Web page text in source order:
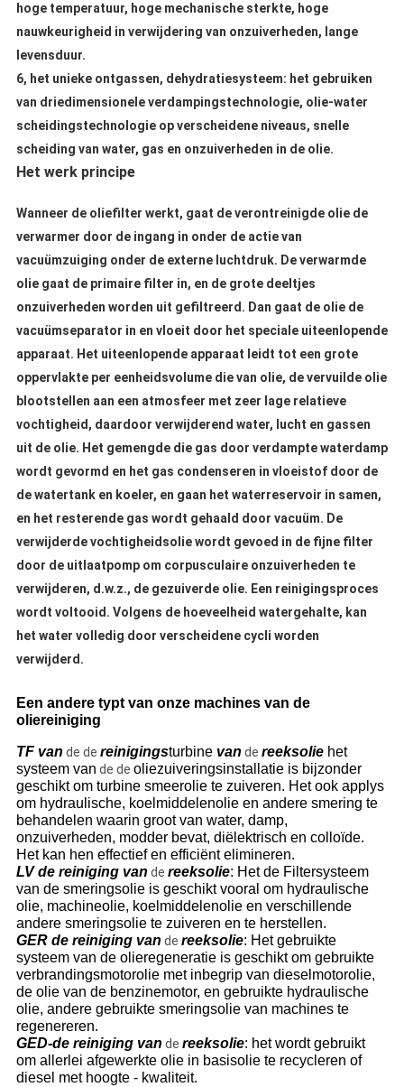
hoge temperatuur, hoge mechanische sterkte, hoge
nauwkeurigheid in verwijdering van onzuiverheden, lange
levensduur.
6, het unieke ontgassen, dehydratiesysteem: het gebruiken
van driedimensionele verdampingstechnologie, olie-water
scheidingstechnologie op verscheidene niveaus, snelle
scheiding van water, gas en onzuiverheden in de olie.
Het werk principe
Wanneer de oliefilter werkt, gaat de verontreinigde olie de
verwarmer door de ingang in onder de actie van
vacuümzuiging onder de externe luchtdruk. De verwarmde
olie gaat de primaire filter in, en de grote deeltjes
onzuiverheden worden uit gefiltreerd. Dan gaat de olie de
vacuümseparator in en vloeit door het speciale uiteenlopende
apparaat. Het uiteenlopende apparaat leidt tot een grote
oppervlakte per eenheidsvolume die van olie, de vervuilde olie
blootstellen aan een atmosfeer met zeer lage relatieve
vochtigheid, daardoor verwijderend water, lucht en gassen
uit de olie. Het gemengde die gas door verdampte waterdamp
wordt gevormd en het gas condenseren in vloeistof door de
de watertank en koeler, en gaan het waterreservoir in samen,
en het resterende gas wordt gehaald door vacuüm. De
verwijderde vochtigheidsolie wordt gevoed in de fijne filter
door de uitlaatpomp om corpusculaire onzuiverheden te
verwijderen, d.w.z., de gezuiverde olie. Een reinigingsproces
wordt voltooid. Volgens de hoeveelheid watergehalte, kan
het water volledig door verscheidene cycli worden
verwijderd.
Een andere typt van onze machines van de
oliereiniging
TF van de de reinigingsturbine van de reeksoliehet
systeem van de de oliezuiveringsinstallatie is bijzonder
geschikt om turbine smeerolie te zuiveren. Het ook applys
om hydraulische, koelmiddelenolie en andere smering te
behandelen waarin groot van water, damp,
onzuiverheden, modder bevat, diëlektrisch en colloïde.
Het kan hen effectief en efficiënt elimineren.
LV de reiniging van de reeksolie: Het de Filtersysteem
van de smeringsolie is geschikt vooral om hydraulische
olie, machineolie, koelmiddelenolie en verschillende
andere smeringsolie te zuiveren en te herstellen.
GER de reiniging van de reeksolie: Het gebruikte
systeem van de olieregeneratie is geschikt om gebruikte
verbrandingsmotorolie met inbegrip van dieselmotorolie,
de olie van de benzinemotor, en gebruikte hydraulische
olie, andere gebruikte smeringsolie van machines te
regenereren.
GED-de reiniging van de reeksolie: het wordt gebruikt
om allerlei afgewerkte olie in basisolie te recycleren of
diesel met hoogte - kwaliteit.